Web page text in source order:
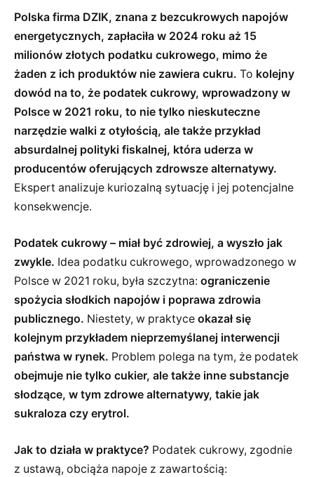
Polska firma DZIK, znana z bezcukrowych napojów
energetycznych, zapłaciła w 2024 roku aż 15
milionów złotych podatku cukrowego, mimo że
żaden z ich produktów nie zawiera cukru. To kolejny
dowód na to, że podatek cukrowy, wprowadzony w
Polsce w 2021 roku, to nie tylko nieskuteczne
narzędzie walki z otyłością, ale także przykład
absurdalnej polityki fiskalnej, która uderza w
producentów oferujących zdrowsze alternatywy.
Ekspert analizuje kuriozalną sytuację i jej potencjalne
konsekwencje.
Podatek cukrowy – miał być zdrowiej, a wyszło jak
zwykle. Idea podatku cukrowego, wprowadzonego w
Polsce w 2021 roku, była szczytna: ograniczenie
spożycia słodkich napojów i poprawa zdrowia
publicznego. Niestety, w praktyce okazał się
kolejnym przykładem nieprzemyślanej interwencji
państwa w rynek. Problem polega na tym, że podatek
obejmuje nie tylko cukier, ale także inne substancje
słodzące, w tym zdrowe alternatywy, takie jak
sukraloza czy erytrol.
Jak to działa w praktyce? Podatek cukrowy, zgodnie
z ustawą, obciąża napoje z zawartością: